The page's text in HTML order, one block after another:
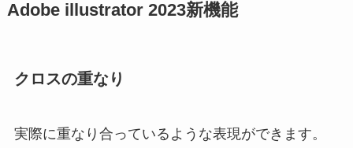
Adobe illustrator 2023新機能
クロスの重なり
実際に重なり合っているような表現ができます。